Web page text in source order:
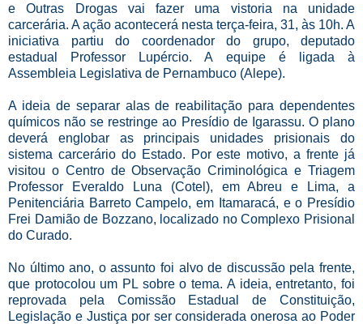
e Outras Drogas vai fazer uma vistoria na unidade
carcerária. A ação acontecerá nesta terça-feira, 31, às 10h. A
iniciativa partiu do coordenador do grupo, deputado
estadual Professor Lupércio. A equipe é ligada à
Assembleia Legislativa de Pernambuco (Alepe).
A ideia de separar alas de reabilitação para dependentes
químicos não se restringe ao Presídio de Igarassu. O plano
deverá englobar as principais unidades prisionais do
sistema carcerário do Estado. Por este motivo, a frente já
visitou o Centro de Observação Criminológica e Triagem
Professor Everaldo Luna (Cotel), em Abreu e Lima, a
Penitenciária Barreto Campelo, em Itamaracá, e o Presídio
Frei Damião de Bozzano, localizado no Complexo Prisional
do Curado.
No último ano, o assunto foi alvo de discussão pela frente,
que protocolou um PL sobre o tema. A ideia, entretanto, foi
reprovada pela Comissão Estadual de Constituição,
Legislação e Justiça por ser considerada onerosa ao Poder